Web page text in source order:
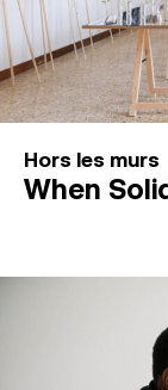
Hors les murs
When